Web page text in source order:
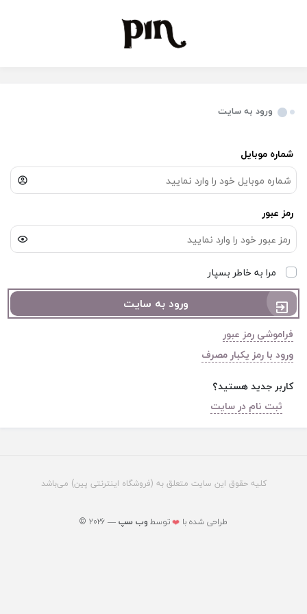
ورود به سایت
شماره موبایل
رمز عبور
مرا به خاطر بسپار
ورود به سایت
فراموشی رمز عبور
ورود با رمز یکبار مصرف
کاربر جدید هستید؟
ثبت نام در سایت
کلیه حقوق این سایت متعلق به (فروشگاه اینترنتی پین) می‌باشد
© 2026 — طراحی شده با ❤️توسطوب ‌سپ